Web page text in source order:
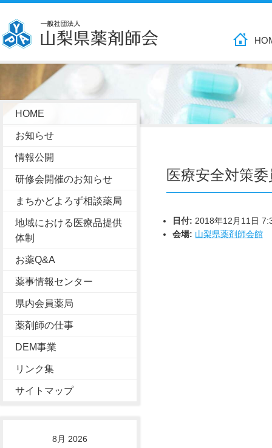
HOME
お知らせ
情報公開
研修会開催のお知らせ
まちかどよろず相談薬局
地域における医療品提供
体制
お薬Q&A
薬事情報センター
県内会員薬局
薬剤師の仕事
DEM事業
リンク集
サイトマップ
8月 2026
医療安全対策
日付: 2018年12月11日
会場: 山梨県薬剤師会館